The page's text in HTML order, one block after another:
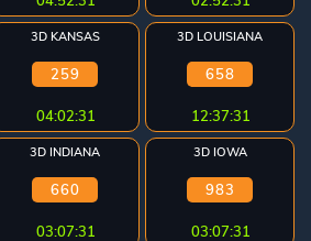
3D KANSAS
259
04:02:31
3D LOUISIANA
658
12:37:31
3D INDIANA
660
03:07:31
3D IOWA
983
03:07:31